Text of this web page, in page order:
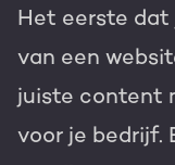
Het eerste dat
van een
juiste content
voor je bedrijf.